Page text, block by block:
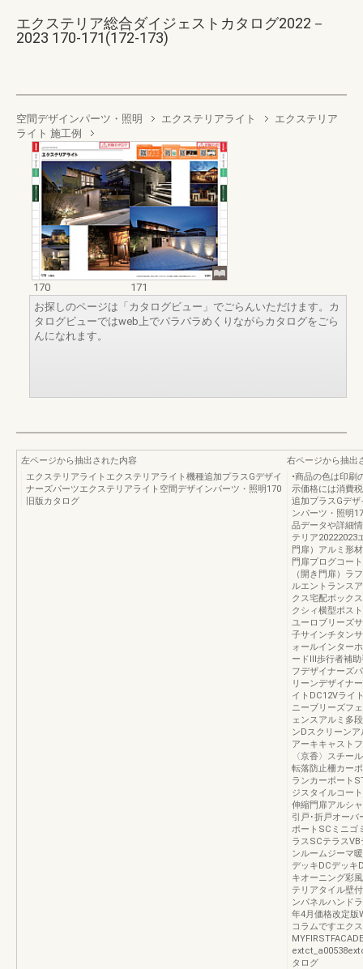
エクステリア総合ダイジェストカタログ2022－
2023 170-171(172-173)
空間デザインパーツ・照明 エクステリアライト
エクステリア
ライト 施工例
170
171
お探しのページは「カタログビュー」でごらんいただけます。カ
タログビューではweb上でパラパラめくりながらカタログをごら
んになれます。
左ページから抽出された内容
エクステリアライトエクステリアライト機種追加プラスGデザイ
ナーズパーツエクステリアライト空間デザインパーツ・照明170
旧版カタログ
右ページから抽出
•商品の色は印刷
示価格には消費
追加プラスGデ
ンパーツ・照明
品データや詳細
テリア20222023
門扉）アルミ形
門扉プログコー
（開き門扉）ラ
ルエントランス
クス宅配ボック
クシィ横型ポス
ユーロブリーズ
子サインチタン
ォールインター
ードⅢ歩行者補
フデザイナーズ
リーンデザイナ
イトDC12Vライ
ニーブリーズフ
ェンスアルミ多
ンDスクリーン
アーキキャスト
〈京香〉スチー
転落防止柵カー
ランカーポート
ジスタイルコー
伸縮門扉アルシ
引戸･折戸オーバ
ポートSCミニゴ
ラスSCテラス
ンルームジーマ
デッキDCデッキ
キオーニング彩
テリアタイル壁
ンパネルハンド
年4月価格改定版
コラムですエク
タログ